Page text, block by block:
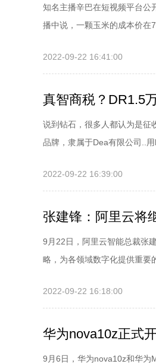
知名主播辛巴在短视频平台公
播中说，一颗玉米的成本价在
2022-09-22 16:41:00
真智商税？DR1.5
说到钻石，很多人都认为是征
品牌，隶属于Dea有限公司..
2022-09-22 16:39:00
张建锋：阿里云将
9月22日，阿里云智能总裁张
略，为各领域数字化提供重要
2022-09-22 16:18:00
华为nova10z正式
9月6日，华为nova10z和华为